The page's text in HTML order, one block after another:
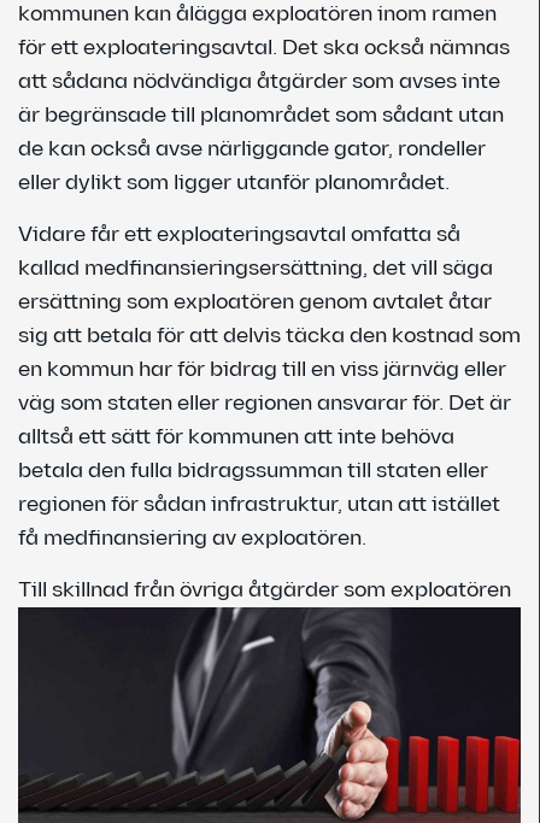
kommunen kan ålägga exploatören inom ramen
för ett exploateringsavtal. Det ska också nämnas
att sådana nödvändiga åtgärder som avses inte
är begränsade till planområdet som sådant utan
de kan också avse närliggande gator, rondeller
eller dylikt som ligger utanför planområdet.
Vidare får ett exploateringsavtal omfatta så
kallad medfinansieringsersättning, det vill säga
ersättning som exploatören genom avtalet åtar
sig att betala för att delvis täcka den kostnad som
en kommun har för bidrag till en viss järnväg eller
väg som staten eller regionen ansvarar för. Det är
alltså ett sätt för kommunen att inte behöva
betala den fulla bidragssumman till staten eller
regionen för sådan infrastruktur, utan att istället
få medfinansiering av exploatören.
Till skillnad från övriga åtgärdersom exploatören